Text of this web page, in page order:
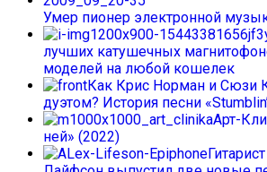
Умер пионер электронной
лучших катушечных
моделей на любой кошелек
Как Крис Норман и Сюзи
дуэтом? История песни
Арт-
ней» (2022)